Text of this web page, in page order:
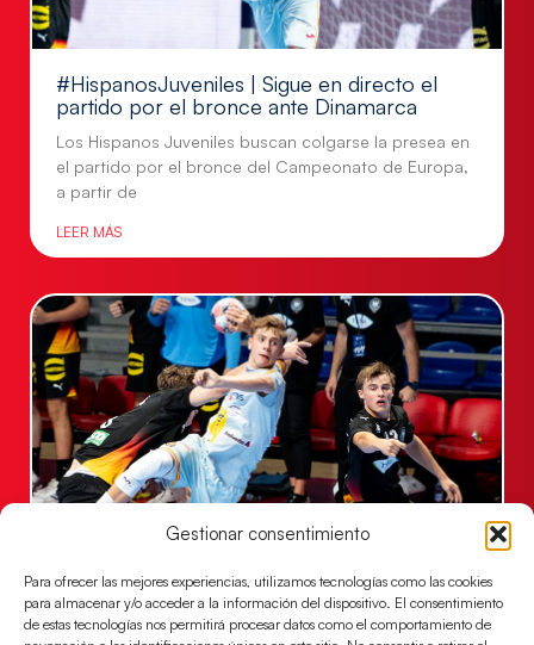
Gestionar consentimiento
Para ofrecer las mejores experiencias, utilizamos tecnologías como las cookies
para almacenar y/o acceder a la información del dispositivo. El consentimiento
de estas tecnologías nos permitirá procesar datos como el comportamiento de
#HispanosJuveniles | Sigue en directo el
partido por el bronce ante Dinamarca
Los Hispanos Juveniles buscan colgarse la presea en
el partido por el bronce del Campeonato de Europa,
a partir de
LEER MÁS
conquistar el bronce del EHF EURO 2026
Los Hispanos Juveniles buscan colgarse la presea en